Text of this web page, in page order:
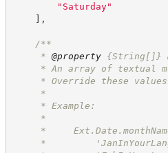
" Saturday"
] ,
/**
* @property {String[]}
* An array of textual
* Override these values
*
* Example:
*
*
*